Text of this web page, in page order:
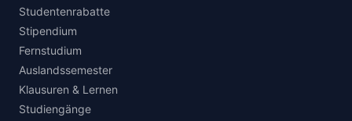
Studentenrabatte
Stipendium
Fernstudium
Auslandssemester
Klausuren & Lernen
Studiengänge